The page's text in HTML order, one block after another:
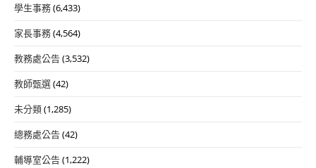
學生事務(6,433)
家長事務(4,564)
教務處公告(3,532)
教師甄選(42)
未分類(1,285)
總務處公告(42)
輔導室公告(1,222)